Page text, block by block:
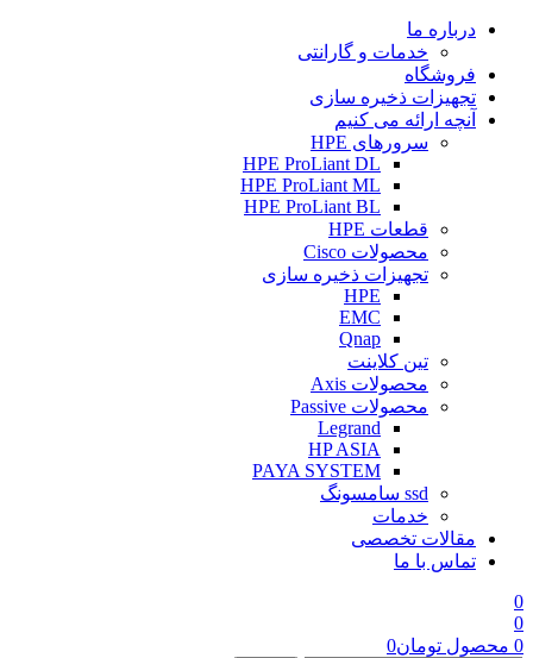
درباره ما
خدمات و گارانتی
فروشگاه
تجهیزات ذخیره سازی
آنچه ارائه می کنیم
سرورهای HPE
HPE ProLiant DL
HPE ProLiant ML
HPE ProLiant BL
قطعات HPE
محصولات Cisco
تجهیزات ذخیره سازی
HPE
EMC
Qnap
تین کلاینت
محصولات Axis
محصولات Passive
Legrand
HP ASIA
PAYA SYSTEM
ssd سامسونگ
خدمات
مقالات تخصصی
تماس با ما
0
0
0 محصول تومان0